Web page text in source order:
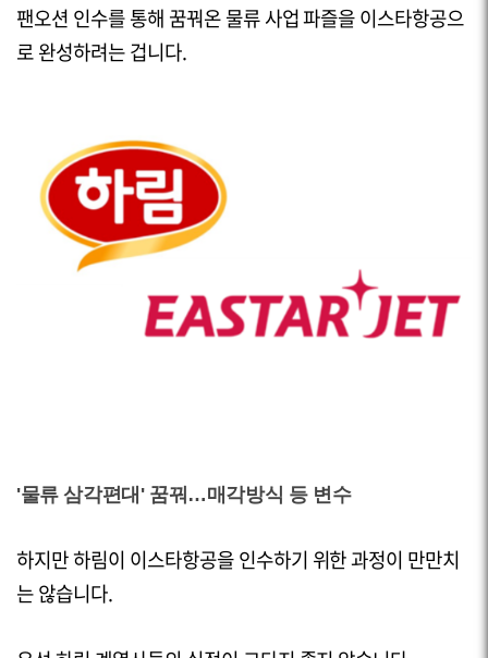
팬오션 인수를 통해 꿈꿔온 물류 사업 파즐을 이스타항공으
로 완성하려는 겁니다.
'물류 삼각편대' 꿈꿔…매각방식 등 변수
하지만 하림이 이스타항공을 인수하기 위한 과정이 만만치
는 않습니다.